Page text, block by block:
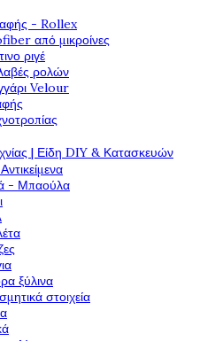
- Rollex
από μικροίνες
ριγέ
ρολών
Velour
| Είδη DIY & Κατασκευών
- Μπαούλα
ξύλινα
στοιχεία